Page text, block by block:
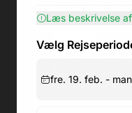
Læs beskrivelse
Vælg
fre. 19. feb. -
Email:
Akuttelefon
bunden af dit
Man-Ons: